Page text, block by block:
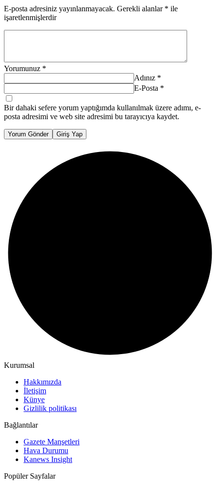
E-posta adresiniz yayınlanmayacak. Gerekli alanlar * ile
işaretlenmişlerdir
Yorumunuz *
Adınız *
E-Posta *
Bir dahaki sefere yorum yaptığımda kullanılmak üzere adımı, e-
posta adresimi ve web site adresimi bu tarayıcıya kaydet.
Yorum Gönder Giriş Yap
Kurumsal
Hakkımızda
İletişim
Künye
Gizlilik politikası
Bağlantılar
Gazete Manşetleri
Hava Durumu
Kanews Insight
Popüler Sayfalar